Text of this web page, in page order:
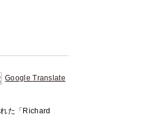
Google Translate
た「Richard